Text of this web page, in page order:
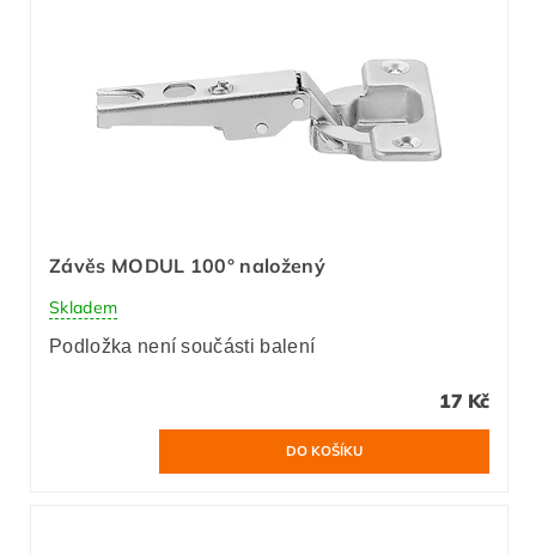
Závěs MODUL 100° naložený
Skladem
Podložka není součásti balení
17 Kč